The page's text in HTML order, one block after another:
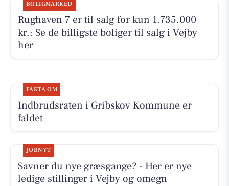
BOLIGMARKED
Rughaven 7 er til salg for kun 1.735.000
kr.: Se de billigste boliger til salg i Vejby
her
FAKTA OM
Indbrudsraten i Gribskov Kommune er
faldet
JOBNYT
Savner du nye græsgange? - Her er nye
ledige stillinger i Vejby og omegn